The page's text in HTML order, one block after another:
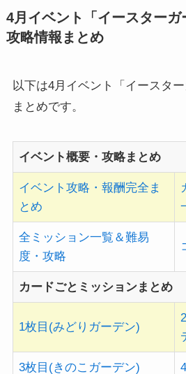
4月イベント「イースターガ
攻略情報まとめ
以下は4月イベント「イースター
イベント概要・攻略まとめ
イベント攻略・報酬完全ま
とめ
全ミッション一覧＆難易
度・攻略
カードごとミッションまとめ
1枚目(みどりガーデン)
3枚目(きのこガーデン)